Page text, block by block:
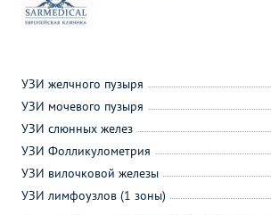
УЗИ желчного пузыря
УЗИ мочевого пузыря
УЗИ слюнных желез
УЗИ Фолликулометрия
УЗИ вилочковой железы
УЗИ лимфоузлов (1 зоны)